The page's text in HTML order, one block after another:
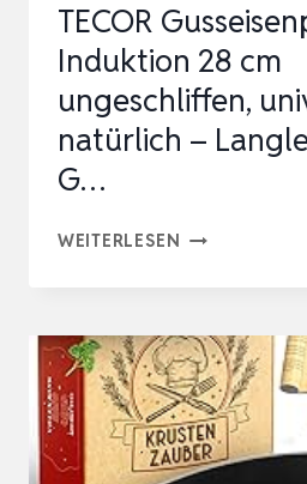
TECOR
Induktion 28 cm
ungeschliffen,
natürlich –
G…
WEITERLESEN TECOR
28
CM
UNIVERSELL,